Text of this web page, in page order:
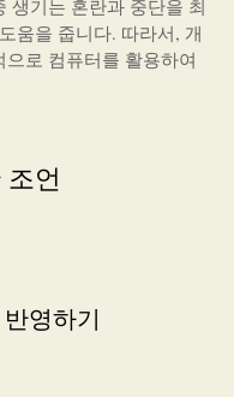
생기는 혼란과 중단을 최
움을 줍니다. 따라서, 개
로 컴퓨터를 활용하여
언
영하기